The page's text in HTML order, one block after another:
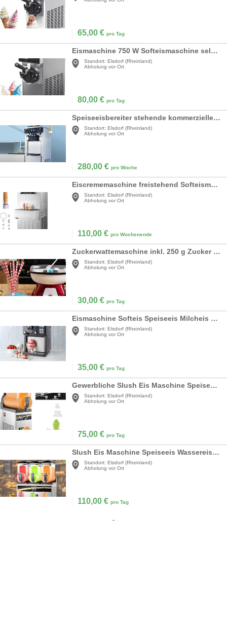
65,00 € pro Tag
Eismaschine 750 W Softeismaschine selbstkühlend Leistung: 4,5-8 kg/h kontinuierliche Ausgabe
Standort: Elsdorf (Rheinland)
Abholung vor Ort
80,00 € pro Tag
Speiseeisbereiter stehende kommerzielle Softeismaschine Eismaschine 2x6 L Ice Cream Maker 20-28 L/h
Standort: Elsdorf (Rheinland)
Abholung vor Ort
280,00 € pro Woche
Eiscrememaschine freistehend Softeismaschine 2 x 6 L 20-28 L/h Speiseeisbereiter Eismaschine 2200 W
Standort: Elsdorf (Rheinland)
Abholung vor Ort
110,00 € pro Wochenende
Zuckerwattemaschine inkl. 250 g Zucker + 20 Stäbchen für private Kinderfeiern BESTPREIS
Standort: Elsdorf (Rheinland)
Abholung vor Ort
30,00 € pro Tag
Eismaschine Softeis Speiseeis Milcheis 900 g – 200 W – 220 V für zu Hause
Standort: Elsdorf (Rheinland)
Abholung vor Ort
35,00 € pro Tag
Gewerbliche Slush Eis Maschine Speiseeis Wassereis 1 Geschmacksrichtung 15 l Slusheis Maschine
Standort: Elsdorf (Rheinland)
Abholung vor Ort
75,00 € pro Tag
Slush Eis Maschine Speiseeis Wassereis Slusheismaschine 3 Geschmacksrichtungen 3 x 15 l
Standort: Elsdorf (Rheinland)
Abholung vor Ort
110,00 € pro Tag